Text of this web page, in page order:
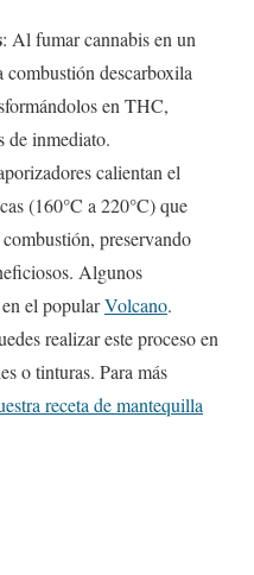
: Al fumar cannabis en un
descarboxila
en THC,
de inmediato.
calientan el
(160°C a 220°C) que
preservando
Algunos
el popularVolcano.
realizar este proceso en
o tinturas. Para más
receta de mantequilla